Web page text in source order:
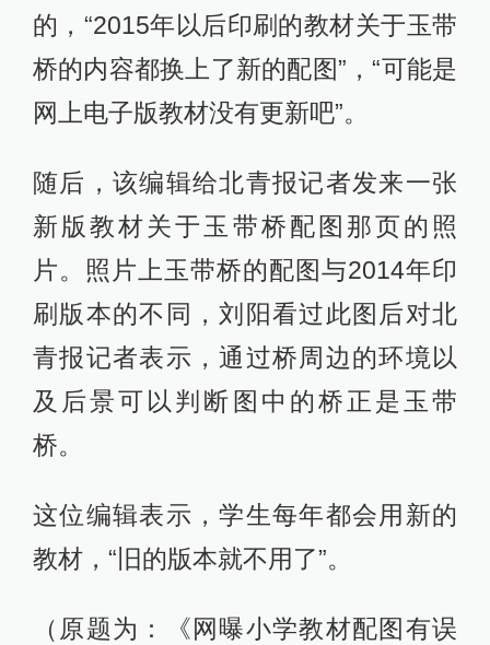
的，“2015年以后印刷的教材关于玉带
桥的内容都换上了新的配图”，“可能是
网上电子版教材没有更新吧”。
随后，该编辑给北青报记者发来一张
新版教材关于玉带桥配图那页的照
片。照片上玉带桥的配图与2014年印
刷版本的不同，刘阳看过此图后对北
青报记者表示，通过桥周边的环境以
及后景可以判断图中的桥正是玉带
桥。
这位编辑表示，学生每年都会用新的
教材，“旧的版本就不用了”。
（原题为：《网曝小学教材配图有误